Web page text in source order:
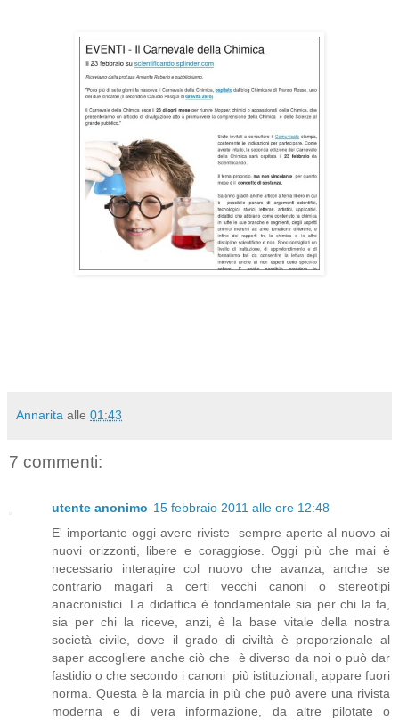
Annarita alle 01:43
7 commenti:
utente anonimo 15 febbraio 2011 alle ore 12:48
E' importante oggi avere riviste sempre aperte al nuovo ai
nuovi orizzonti, libere e coraggiose. Oggi più che mai è
necessario interagire col nuovo che avanza, anche se
contrario magari a certi vecchi canoni o stereotipi
anacronistici. La didattica è fondamentale sia per chi la fa,
sia per chi la riceve, anzi, è la base vitale della nostra
società civile, dove il grado di civiltà è proporzionale al
saper accogliere anche ciò che è diverso da noi o può dar
fastidio o che secondo i canoni più istituzionali, appare fuori
norma. Questa è la marcia in più che può avere una rivista
moderna e di vera informazione, da altre pilotate o